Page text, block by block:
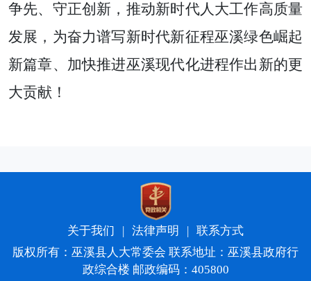
争先、守正创新，推动新时代人大工作高质量
发展， 为奋力谱写新时代新征程巫溪绿色崛起
新篇章、加快推进巫溪现代化进程作出新的更
大贡献！
关于我们 | 法律声明 | 联系方式
版权所有：巫溪县人大常委会 联系地址：巫溪县政府行
政综合楼 邮政编码：405800